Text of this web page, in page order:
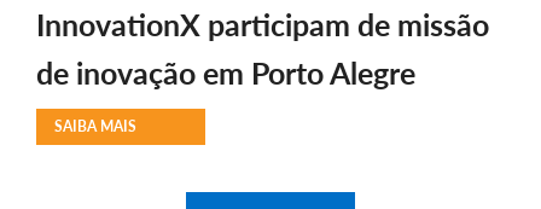
InnovationX participam de missão
de inovação em Porto Alegre
SAIBA MAIS